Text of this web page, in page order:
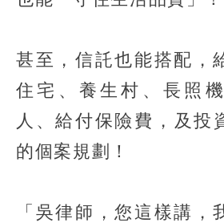
甚至，信託也能搭配，
住宅、養生村、長照
人、給付保險費，及投
的個案規劃！
「吳律師，您這樣講，